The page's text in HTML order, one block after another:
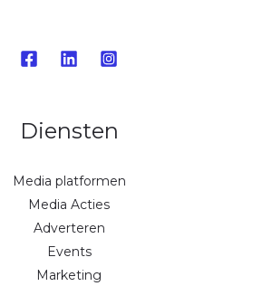
Diensten
Media platformen
Media Acties
Adverteren
Events
Marketing